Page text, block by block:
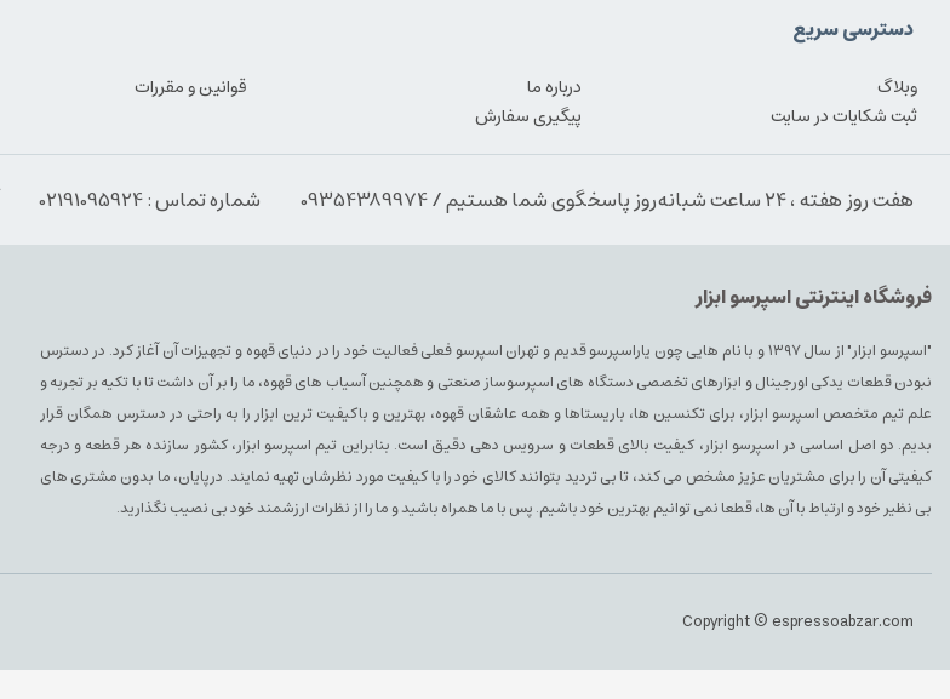
دسترسی سریع
وبلاگ درباره ما
قوانین و مقررات
ثبت شکایات در سایت
پیگیری سفارش
هفت روز هفته ، ۲۴ ساعت شبانه‌روز پاسخگوی شما هستیم / 09354389974 شماره تماس : 02191095924
فروشگاه اینترنتی اسپرسو ابزار
"اسپرسو ابزار" از سال ۱۳۹۷ و با نام هایی چون یاراسپرسو قدیم و تهران اسپرسو فعلی فعالیت خود را در دنیای قهوه و تجهیزات آن آغاز کرد. در دسترس
نبودن قطعات یدکی اورجینال و ابزارهای تخصصی دستگاه های اسپرسوساز صنعتی و همچنین آسیاب های قهوه، ما را بر آن داشت تا با تکیه بر تجربه و
علم تیم متخصص اسپرسو ابزار، برای تکنسین ها، باریستاها و همه عاشقان قهوه، بهترین و باکیفیت ترین ابزار را به راحتی در دسترس همگان قرار
بدیم. دو اصل اساسی در اسپرسو ابزار، کیفیت بالای قطعات و سرویس دهی دقیق است. بنابراین تیم اسپرسو ابزار، کشور سازنده هر قطعه و درجه
کیفیتی آن را برای مشتریان عزیز مشخص می کند، تا بی تردید بتوانند کالای خود را با کیفیت مورد نظرشان تهیه نمایند. درپایان، ما بدون مشتری های
بی نظیر خود و ارتباط با آن ها، قطعا نمی توانیم بهترین خود باشیم. پس با ما همراه باشید و ما را از نظرات ارزشمند خود بی نصیب نگذارید.
Copyright © espressoabzar.com